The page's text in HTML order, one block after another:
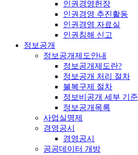
인권경영헌장
인권경영 추진활동
인권경영 자료실
인권침해 신고
정보공개
정보공개제도안내
정보공개제도란?
정보공개 처리 절차
불복구제 절차
정보비공개 세부 기준
정보공개목록
사업실명제
경영공시
경영공시
공공데이터 개방